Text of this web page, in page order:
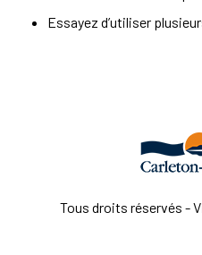
Essayez d’utiliser
Tous droits réservés -